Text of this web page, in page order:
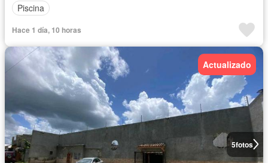
Piscina
Hace 1 día, 10 horas
5fotos
Actualizado